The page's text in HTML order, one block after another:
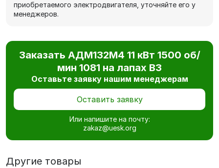
приобретаемого электродвигателя, уточняйте его у
менеджеров.
Заказать АДМ132М4 11 кВт 1500 об/
мин 1081 на лапах В3
Оставьте заявку нашим менеджерам
Оставить заявку
Или напишите на почту:
zakaz@uesk.org
Другие товары